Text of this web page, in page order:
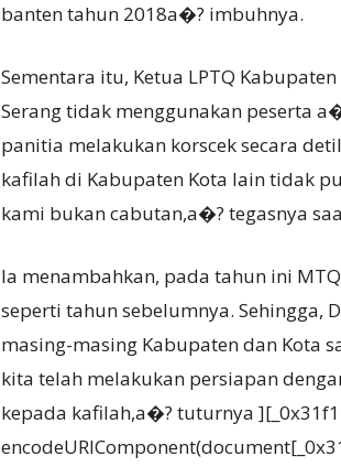
banten tahun 2018a�? imbuhnya.
Sementara itu, Ketua LPTQ
Serang tidak menggunakan peserta
panitia melakukan korscek secara
kafilah di Kabupaten Kota lain tidak
kami bukan cabutan,a�? tegasnya
Ia menambahkan, pada tahun ini
seperti tahun sebelumnya. Sehingga,
masing-masing Kabupaten dan Kota
kita telah melakukan persiapan
kepada kafilah,a�? tuturnya